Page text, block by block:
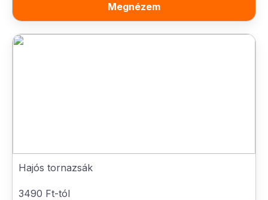
Megnézem
Hajós tornazsák
3490 Ft-tól